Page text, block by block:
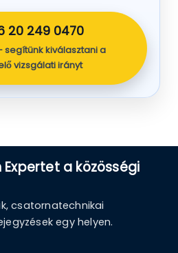
20 249 0470
segítünk kiválasztani a
vizsgálati irányt
Expertet a közösségi
csatornatechnikai
egy helyen.